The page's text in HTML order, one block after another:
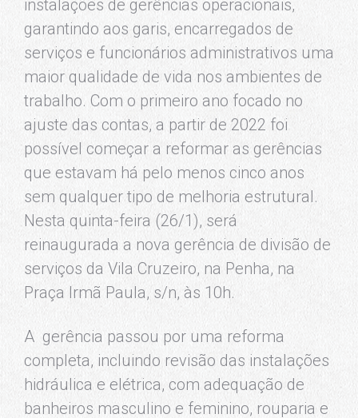
instalações de gerências operacionais,
garantindo aos garis, encarregados de
serviços e funcionários administrativos uma
maior qualidade de vida nos ambientes de
trabalho. Com o primeiro ano focado no
ajuste das contas, a partir de 2022 foi
possível começar a reformar as gerências
que estavam há pelo menos cinco anos
sem qualquer tipo de melhoria estrutural.
Nesta quinta-feira (26/1), será
reinaugurada a nova gerência de divisão de
serviços da Vila Cruzeiro, na Penha, na
Praça Irmã Paula, s/n, às 10h.
A gerência passou por uma reforma
completa, incluindo revisão das instalações
hidráulica e elétrica, com adequação de
banheiros masculino e feminino, rouparia e